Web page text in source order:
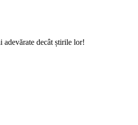
adevărate decât știrile lor!